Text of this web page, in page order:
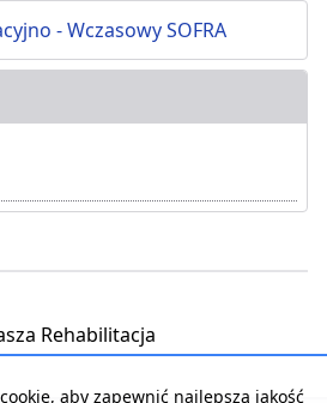
- Wczasowy SOFRA
aby zapewnić najlepszą jakość